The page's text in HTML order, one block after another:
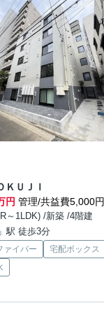
ＵＪＩ
円 管理/共益費5,000円
～1LDK) /新築 /4階建
駅 徒歩3分
ァイバー 宅配ボックス